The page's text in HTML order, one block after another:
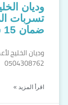
وديان
ضمان 15 سنة
وديان الخليج
0504308762
اقرأ المزيد »